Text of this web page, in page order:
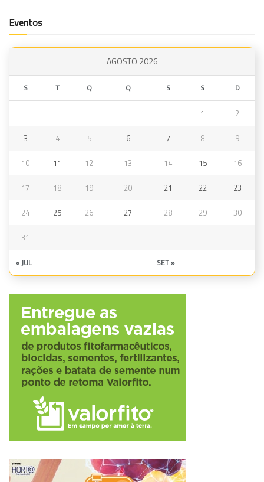
Eventos
AGOSTO 2026
S T Q Q S S D
1 2
3 4 5 6 7 8 9
10 11 12 13 14 15 16
17 18 19 20 21 22 23
24 25 26 27 28 29 30
31
« JUL SET »